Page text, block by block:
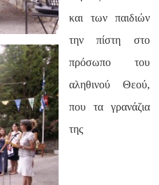
και των παιδιών
την πίστη στο
πρόσωπο του
αληθινού Θεού,
που τα γρανάζια
της